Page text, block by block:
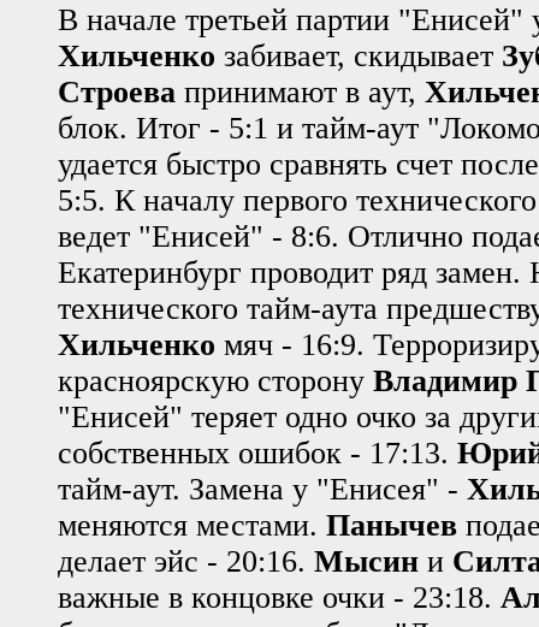
В начале третьей партии "Енисей"
Хильченко забивает, скидывает
Строева принимают в аут,
блок. Итог - 5:1 и тайм-аут
удается быстро сравнять счет
5:5. К началу первого
ведет "Енисей" - 8:6. Отлично
Екатеринбург проводит ряд замен.
технического тайм-аута
Хильченко мяч - 16:9.
красноярскую сторону Владимир
"Енисей" теряет одно очко за
собственных ошибок - 17:13.
тайм-аут. Замена у "Енисея" -
меняются местами. Панычев
делает эйс - 20:16. Мысин и
важные в концовке очки - 23:18.